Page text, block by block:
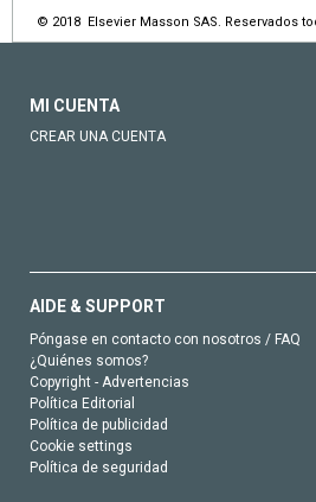
© 2018 Elsevier Masson SAS. Reservados
MI CUENTA
CREAR UNA CUENTA
AIDE & SUPPORT
Póngase en contacto con nosotros / FAQ
¿Quiénes somos?
Copyright - Advertencias
Política Editorial
Política de publicidad
Cookie settings
Política de seguridad